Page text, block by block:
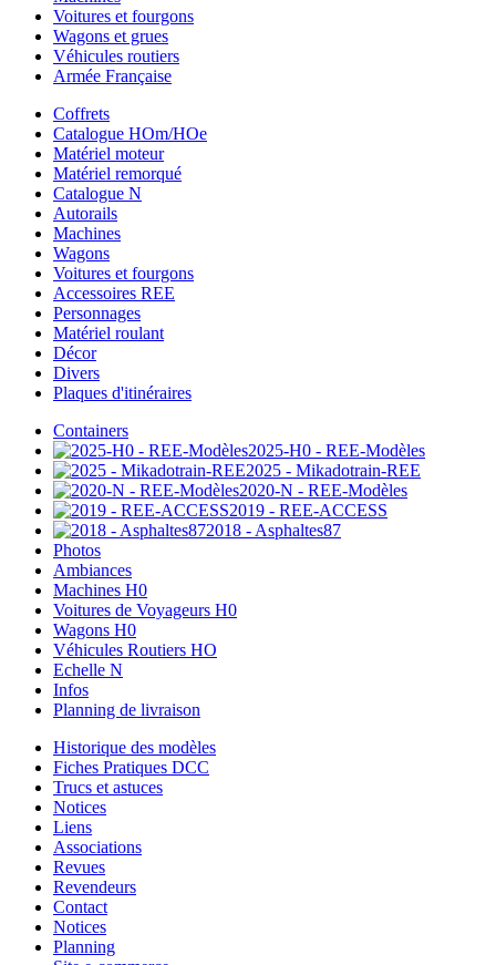
Voitures et fourgons
Wagons et grues
Véhicules routiers
Armée Française
Coffrets
Catalogue HOm/HOe
Matériel moteur
Matériel remorqué
Catalogue N
Autorails
Machines
Wagons
Voitures et fourgons
Accessoires REE
Personnages
Matériel roulant
Décor
Divers
Plaques d'itinéraires
Containers
2025-H0 - REE-Modèles
2025 - Mikadotrain-REE
2020-N - REE-Modèles
2019 - REE-ACCESS
2018 - Asphaltes87
Photos
Ambiances
Machines H0
Voitures de Voyageurs H0
Wagons H0
Véhicules Routiers HO
Echelle N
Infos
Planning de livraison
Historique des modèles
Fiches Pratiques DCC
Trucs et astuces
Notices
Liens
Associations
Revues
Revendeurs
Contact
Notices
Planning